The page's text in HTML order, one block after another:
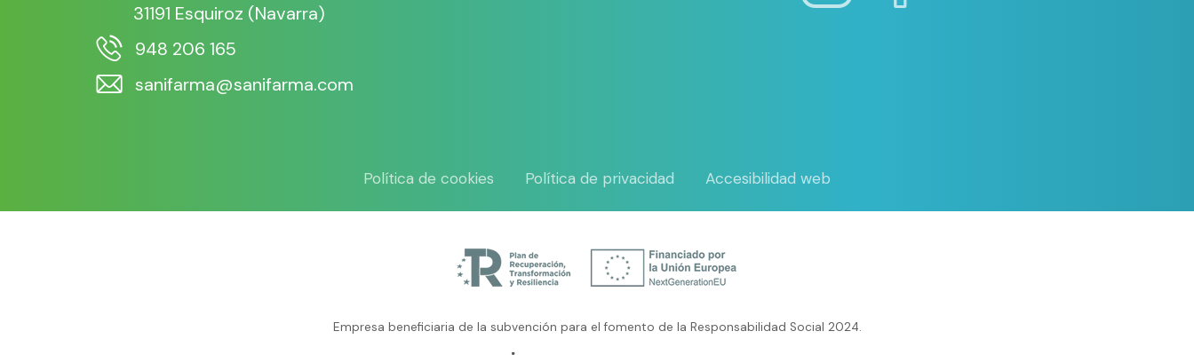
31191 Esquiroz (Navarra)
948 206 165
sanifarma@sanifarma.com
Política de cookies Política de privacidad Accesibilidad web
Empresa beneficiaria de la subvención para el fomento de la Responsabilidad Social 2024.